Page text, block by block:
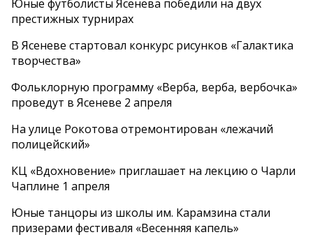
Юные футболисты Ясенева победили на двух
престижных турнирах
В Ясеневе стартовал конкурс рисунков «Галактика
творчества»
Фольклорную программу «Верба, верба, вербочка»
проведут в Ясеневе 2 апреля
На улице Рокотова отремонтирован «лежачий
полицейский»
КЦ «Вдохновение» приглашает на лекцию о Чарли
Чаплине 1 апреля
Юные танцоры из школы им. Карамзина стали
призерами фестиваля «Весенняя капель»